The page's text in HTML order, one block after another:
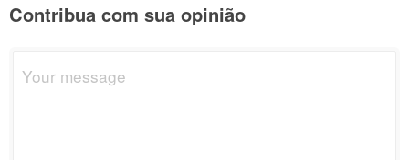
Contribua com sua opinião